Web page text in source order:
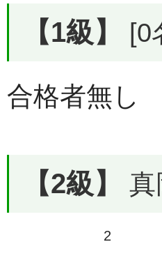
【1級】 [0
合格者無し
【2級】 真
2